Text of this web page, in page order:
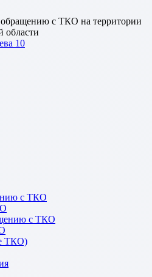
с ТКО на территории
области
10
с ТКО
с ТКО
ТКО)